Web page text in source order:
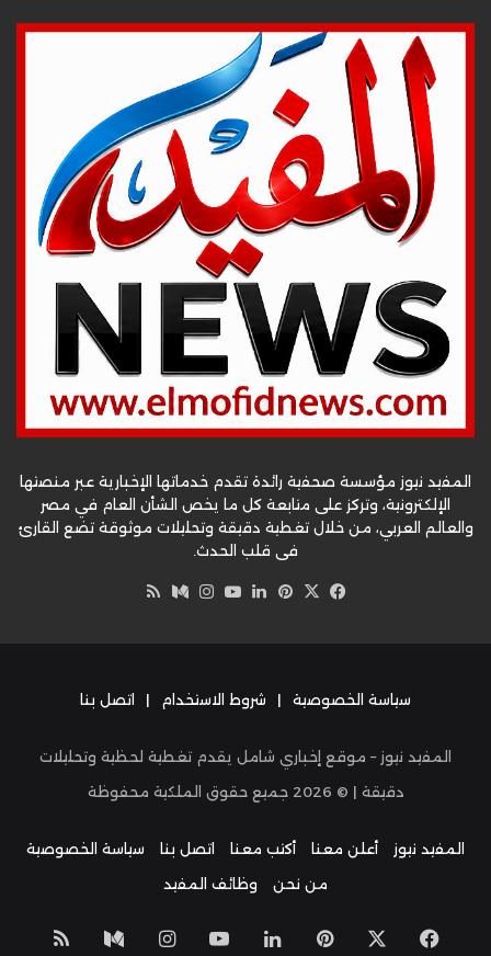
المفيد نيوز مؤسسة صحفية رائدة تقدم خدماتها الإخبارية عبر منصتها
الإلكترونية، وتركز على متابعة كل ما يخص الشأن العام في مصر
والعالم العربي، من خلال تغطية دقيقة وتحليلات موثوقة تضع القارئ
في قلب الحدث.
فيسبوك
‫X بينتيريست
لينكدإن‫YouTube
انستقرام
وسط
سياسة الخصوصية | شروط الاستخدام | اتصل بنا
المفيد نيوز – موقع إخباري شامل يقدم تغطية لحظية وتحليلات
دقيقة | © 2026 جميع حقوق الملكية محفوظة
المفيد نيوز أعلن معنا أكتب معنا اتصل بنا
سياسة الخصوصية
من نحن
وظائف المفيد
فيسبوك بينتيريست
لينكدإن‫YouTube
انستقراموسط